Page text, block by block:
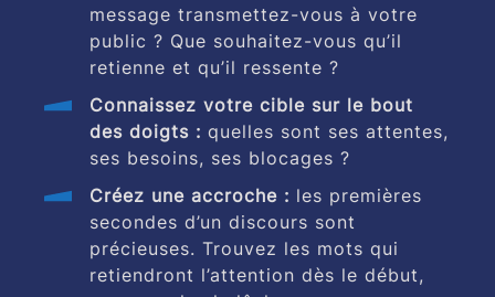
message transmettez-vous à votre
public ? Que souhaitez-vous qu’il
retienne et qu’il ressente ?
Connaissez votre cible sur le bout
des doigts :quelles sont ses attentes,
ses besoins, ses blocages ?
Créez une accroche : les premières
secondes d’un discours sont
précieuses. Trouvez les mots qui
retiendront l’attention dès le début,